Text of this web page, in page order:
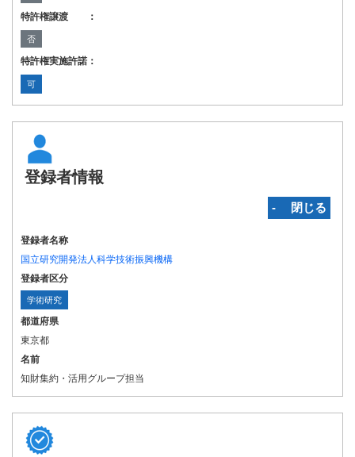
特許権譲渡 ：
否
特許権実施許諾：
可
登録者情報
‐ 閉じる
登録者名称
国立研究開発法人科学技術振興機構
登録者区分
学術研究
都道府県
東京都
名前
知財集約・活用グループ担当